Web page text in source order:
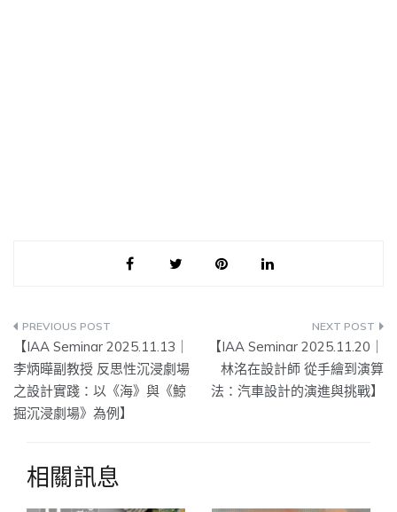
文
章
導
【IAA Seminar 2025.11.13｜
李炳曄副教授 反思性沉浸劇場
之設計實踐：以《海》與《鯨
掘沉浸劇場》為例】
【IAA Seminar 2025.11.20｜
林洺在設計師 從手繪到演算
法：汽車設計的演進與挑戰】
相關訊息